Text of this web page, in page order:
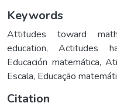
Keywords
Attitudes toward
education,Actitudes
Educación matemática,
Escala, Educação
Citation